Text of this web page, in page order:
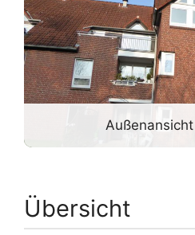
Übersicht